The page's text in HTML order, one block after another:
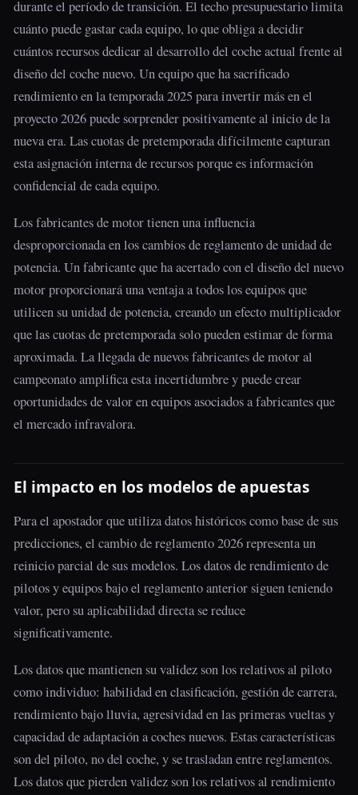
durante el período de transición. El techo presupuestario limita
cuánto puede gastar cada equipo, lo que obliga a decidir
cuántos recursos dedicar al desarrollo del coche actual frente al
diseño del coche nuevo. Un equipo que ha sacrificado
rendimiento en la temporada 2025 para invertir más en el
proyecto 2026 puede sorprender positivamente al inicio de la
nueva era. Las cuotas de pretemporada difícilmente capturan
esta asignación interna de recursos porque es información
confidencial de cada equipo.
Los fabricantes de motor tienen una influencia
desproporcionada en los cambios de reglamento de unidad de
potencia. Un fabricante que ha acertado con el diseño del nuevo
motor proporcionará una ventaja a todos los equipos que
utilicen su unidad de potencia, creando un efecto multiplicador
que las cuotas de pretemporada solo pueden estimar de forma
aproximada. La llegada de nuevos fabricantes de motor al
campeonato amplifica esta incertidumbre y puede crear
oportunidades de valor en equipos asociados a fabricantes que
el mercado infravalora.
El impacto en los modelos de apuestas
Para el apostador que utiliza datos históricos como base de sus
predicciones, el cambio de reglamento 2026 representa un
reinicio parcial de sus modelos. Los datos de rendimiento de
pilotos y equipos bajo el reglamento anterior siguen teniendo
valor, pero su aplicabilidad directa se reduce
significativamente.
Los datos que mantienen su validez son los relativos al piloto
como individuo: habilidad en clasificación, gestión de carrera,
rendimiento bajo lluvia, agresividad en las primeras vueltas y
capacidad de adaptación a coches nuevos. Estas características
son del piloto, no del coche, y se trasladan entre reglamentos.
Los datos que pierden validez son los relativos al rendimiento